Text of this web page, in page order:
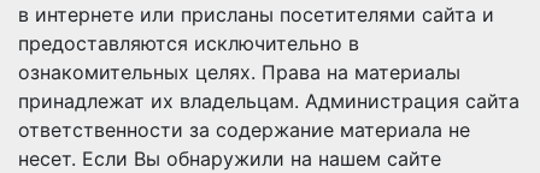
в интернете или присланы посетителями сайта и
предоставляются исключительно в
ознакомительных целях. Права на материалы
принадлежат их владельцам. Администрация сайта
ответственности за содержание материала не
несет. Если Вы обнаружили на нашем сайте